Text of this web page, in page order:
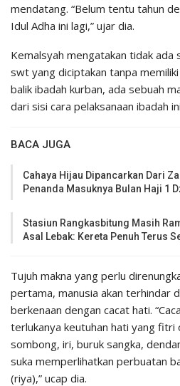
mendatang. “Belum tentu tahun
Idul Adha ini lagi,” ujar dia.
Kemalsyah mengatakan tidak ada
swt yang diciptakan tanpa memiliki
balik ibadah kurban, ada sebuah
dari sisi cara pelaksanaan ibadah
BACA JUGA
Cahaya Hijau Dipancarkan Dari
Penanda Masuknya Bulan Haji 1
Stasiun Rangkasbitung Masih
Asal Lebak: Kereta Penuh Terus
Tujuh makna yang perlu
pertama, manusia akan terhindar
berkenaan dengan cacat hati.
terlukanya keutuhan hati yang
sombong, iri, buruk sangka,
suka memperlihatkan perbuatan
(riya),” ucap dia.